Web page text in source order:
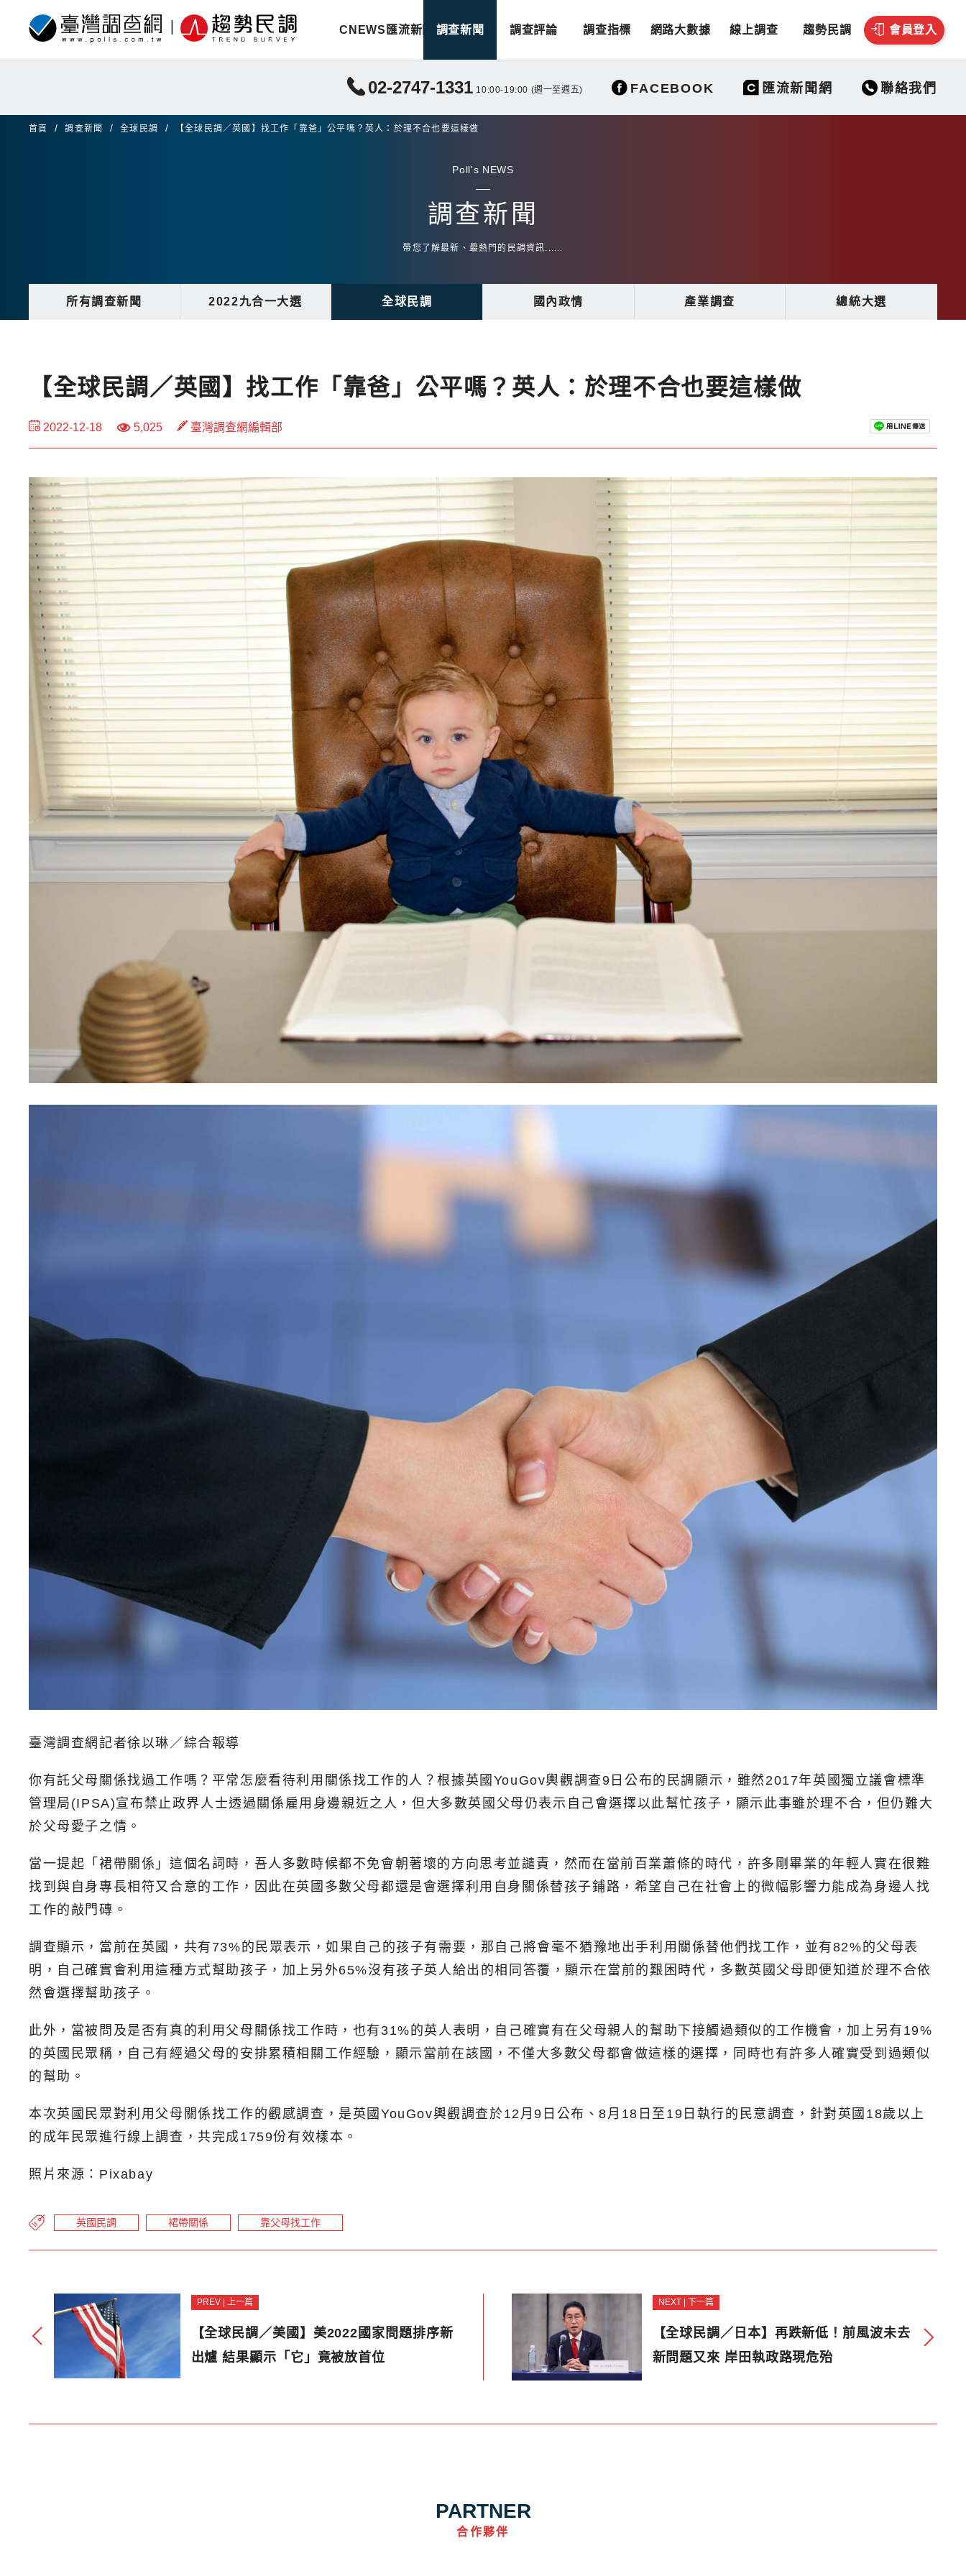
CNEWS匯流新聞 調查新聞 調查評論 調查指標 網路大數據 線上調查 趨勢民調 會員登入
02-2747-1331 10:00-19:00 (週一至週五) FACEBOOK 匯流新聞網 聯絡我們
首頁 調查新聞 全球民調 【全球民調／英國】找工作「靠爸」公平嗎？英人：於理不合也要這樣做
Poll's NEWS
調查新聞
帶您了解最新、最熱門的民調資訊......
所有調查新聞 2022九合一大選 全球民調 國內政情 產業調查 總統大選
【全球民調／英國】找工作「靠爸」公平嗎？英人：於理不合也要這樣做
2022-12-18 5,025 臺灣調查網編輯部
臺灣調查網記者徐以琳／綜合報導
你有託父母關係找過工作嗎？平常怎麼看待利用關係找工作的人？根據英國YouGov輿觀調查9日公布的民調顯示，雖然2017年英國獨立議會標準
管理局(IPSA)宣布禁止政界人士透過關係雇用身邊親近之人，但大多數英國父母仍表示自己會選擇以此幫忙孩子，顯示此事雖於理不合，但仍難大
於父母愛子之情。
當一提起「裙帶關係」這個名詞時，吾人多數時候都不免會朝著壞的方向思考並譴責，然而在當前百業蕭條的時代，許多剛畢業的年輕人實在很難
找到與自身專長相符又合意的工作，因此在英國多數父母都還是會選擇利用自身關係替孩子鋪路，希望自己在社會上的微幅影響力能成為身邊人找
工作的敲門磚。
調查顯示，當前在英國，共有73%的民眾表示，如果自己的孩子有需要，那自己將會毫不猶豫地出手利用關係替他們找工作，並有82%的父母表
明，自己確實會利用這種方式幫助孩子，加上另外65%沒有孩子英人給出的相同答覆，顯示在當前的艱困時代，多數英國父母即便知道於理不合依
然會選擇幫助孩子。
此外，當被問及是否有真的利用父母關係找工作時，也有31%的英人表明，自己確實有在父母親人的幫助下接觸過類似的工作機會，加上另有19%
的英國民眾稱，自己有經過父母的安排累積相關工作經驗，顯示當前在該國，不僅大多數父母都會做這樣的選擇，同時也有許多人確實受到過類似
的幫助。
本次英國民眾對利用父母關係找工作的觀感調查，是英國YouGov輿觀調查於12月9日公布、8月18日至19日執行的民意調查，針對英國18歲以上
的成年民眾進行線上調查，共完成1759份有效樣本。
照片來源：Pixabay
英國民調 裙帶關係 靠父母找工作
PREV | 上一篇
【全球民調／美國】美2022國家問題排序新
出爐 結果顯示「它」竟被放首位
NEXT | 下一篇
【全球民調／日本】再跌新低！前風波未去
新問題又來 岸田執政路現危殆
PARTNER
合作夥伴